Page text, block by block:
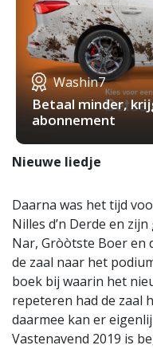
Washin7
Betaal minder,
abonnement
Nieuwe liedje
Daarna was het tijd
Nilles d’n Derde en
Nar, Gròòtste Boer en
de zaal naar het
boek bij waarin het
repeteren had de zaal
daarmee kan er
Vastenavend 2019 is